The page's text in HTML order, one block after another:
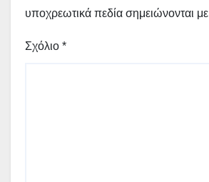
υποχρεωτικά πεδία σημειώνονται με
Σχόλιο *